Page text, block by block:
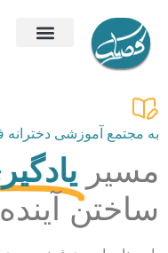
به مجتمع آموزشی
مسیر
ساختن